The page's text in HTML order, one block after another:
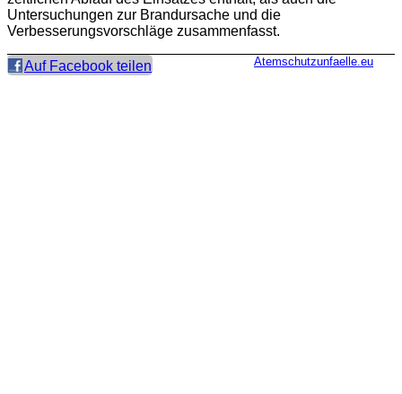
Untersuchungen zur Brandursache und die
Verbesserungsvorschläge zusammenfasst.
Auf Facebook teilen Atemschutzunfaelle.eu